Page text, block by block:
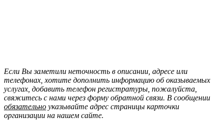
Если Вы заметили неточность в описании, адресе или
телефонах, хотите дополнить информацию об оказываемых
услугах, добавить телефон регистратуры, пожалуйста,
свяжитесь с нами через форму обратной связи. В сообщении
обязательно указывайте адрес страницы карточки
организации на нашем сайте.